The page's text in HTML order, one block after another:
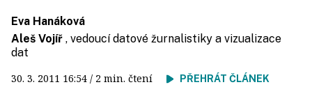
Eva Hanáková
Aleš Vojíř , vedoucí datové žurnalistiky a vizualizace
dat
30. 3. 2011 16:54 / 2 min. čtení PŘEHRÁT ČLÁNEK